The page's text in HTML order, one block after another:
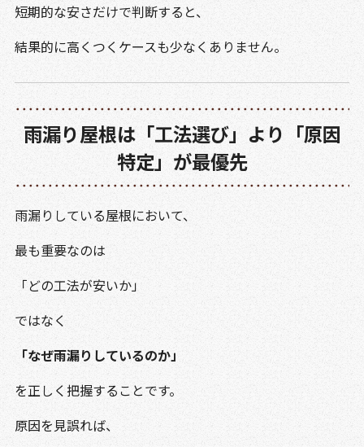
短期的な安さだけで判断すると、
結果的に高くつくケースも少なくありません。
雨漏り屋根は「工法選び」より「原因
特定」が最優先
雨漏りしている屋根において、
最も重要なのは
「どの工法が安いか」
ではなく
「なぜ雨漏りしているのか」
を正しく把握することです。
原因を見誤れば、